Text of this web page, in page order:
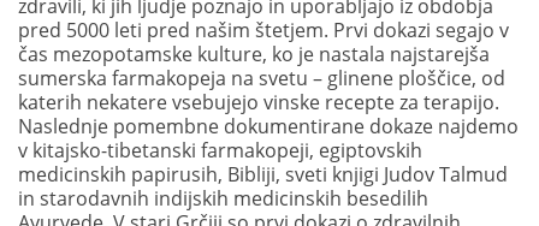
zdravili, ki jih ljudje poznajo in uporabljajo iz obdobja
pred 5000 leti pred našim štetjem. Prvi dokazi segajo v
čas mezopotamske kulture, ko je nastala najstarejša
sumerska farmakopeja na svetu – glinene ploščice, od
katerih nekatere vsebujejo vinske recepte za terapijo.
Naslednje pomembne dokumentirane dokaze najdemo
v kitajsko-tibetanski farmakopeji, egiptovskih
medicinskih papirusih, Bibliji, sveti knjigi Judov Talmud
in starodavnih indijskih medicinskih besedilih